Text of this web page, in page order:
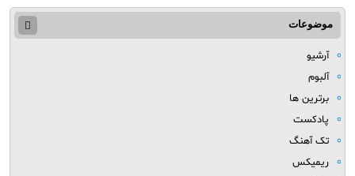
موضوعات
آرشیو
آلبوم
برترین ها
پادکست
تک آهنگ
ریمیکس